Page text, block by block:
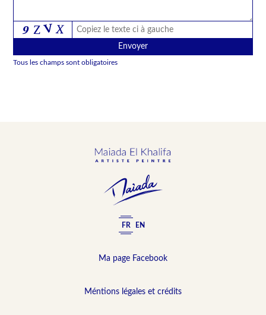
Tous les champs sont obligatoires
FR EN
Ma page Facebook
Méntions légales et crédits